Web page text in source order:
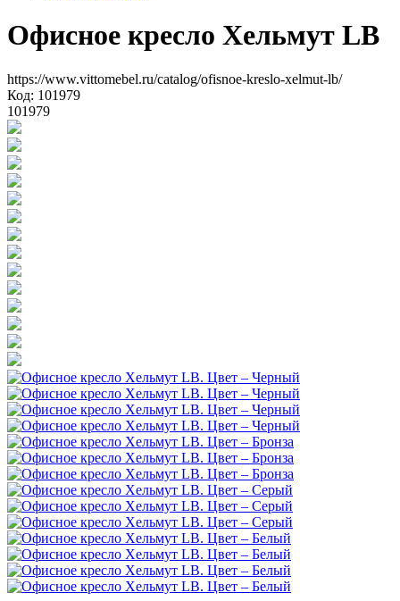
Офисное кресло Хельмут LB
https://www.vittomebel.ru/catalog/ofisnoe-kreslo-xelmut-lb/
Код: 101979
101979